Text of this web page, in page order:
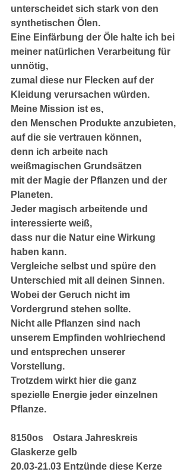
unterscheidet sich stark von den
synthetischen Ölen.
Eine Einfärbung der Öle halte ich bei
meiner natürlichen Verarbeitung für
unnötig,
zumal diese nur Flecken auf der
Kleidung verursachen würden.
Meine Mission ist es,
den Menschen Produkte anzubieten,
auf die sie vertrauen können,
denn ich arbeite nach
weißmagischen Grundsätzen
mit der Magie der Pflanzen und der
Planeten.
Jeder magisch arbeitende und
interessierte weiß,
dass nur die Natur eine Wirkung
haben kann.
Vergleiche selbst und spüre den
Unterschied mit all deinen Sinnen.
Wobei der Geruch nicht im
Vordergrund stehen sollte.
Nicht alle Pflanzen sind nach
unserem Empfinden wohlriechend
und entsprechen unserer
Vorstellung.
Trotzdem wirkt hier die ganz
spezielle Energie jeder einzelnen
Pflanze.
8150os    Ostara Jahreskreis
Glaskerze gelb
20.03-21.03 Entzünde diese Kerze